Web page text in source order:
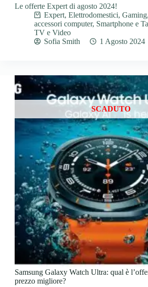
Le offerte Expert di agosto 2024!
Expert, Elettrodomestici, Gaming,
accessori computer, Smartphone e
TV e Video
Sofia Smith
1 Agosto 2024
SCADUTO
Samsung Galaxy Watch Ultra: qual è
prezzo migliore?